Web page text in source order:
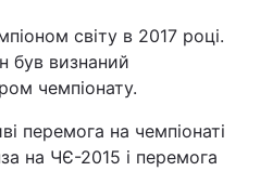
світу в 2017 році.
був визнаний
чемпіонату.
перемога на чемпіонаті
на ЧЄ-2015 і перемога